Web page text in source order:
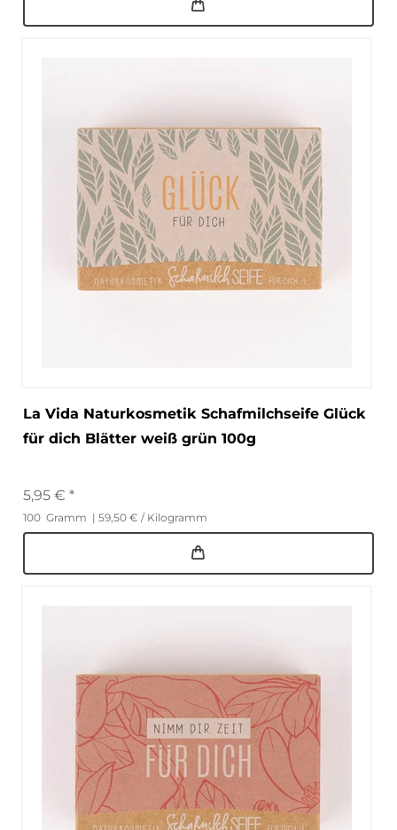
La Vida Naturkosmetik Schafmilchseife Glück
für dich Blätter weiß grün 100g
5,95 € *
100 Gramm | 59,50 € / Kilogramm